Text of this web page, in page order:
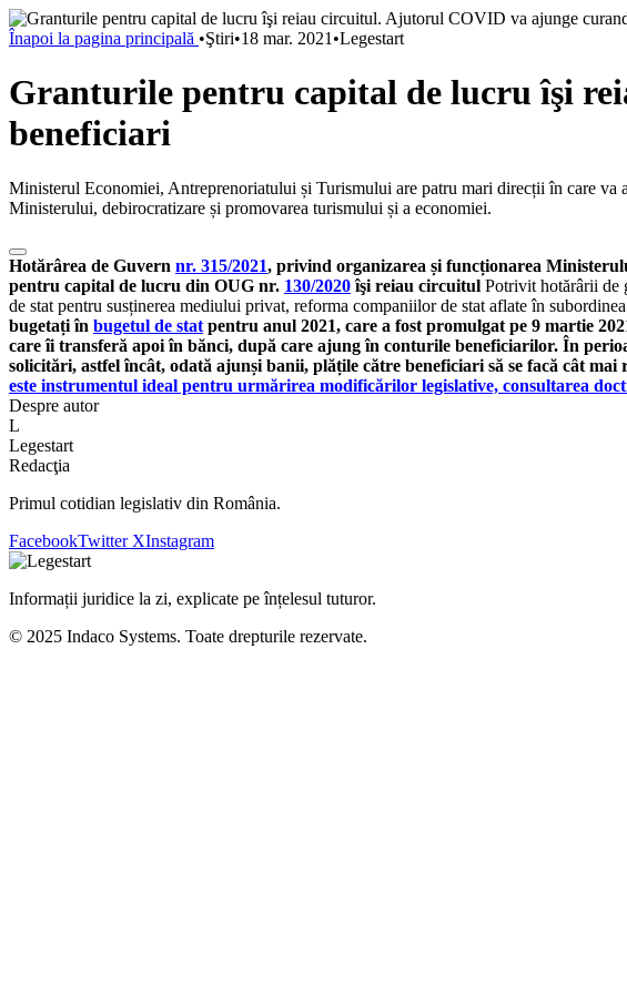
Înapoi la pagina principală •Ştiri•18 mar. 2021 •Legestart
Granturile pentru capital de lucru îşi
beneficiari
Ministerul Economiei, Antreprenoriatului și Turismului are patru mari direcții în care va
Ministerului, debirocratizare și promovarea turismului și a economiei.
Hotărârea de Guvern nr. 315/2021, privind organizarea și funcționarea
pentru capital de lucru din OUG nr. 130/2020îşi reiau circuitul Potrivit hotărârii de
de stat pentru susținerea mediului privat, reforma companiilor de stat aflate în
bugetați în bugetul de stat pentru anul 2021, care a fost promulgat pe 9 martie
care îi transferă apoi în bănci, după care ajung în conturile beneficiarilor. În
solicitări, astfel încât, odată ajunși banii, plățile către beneficiari să se facă cât mai
este instrumentul ideal pentru urmărirea modificărilor legislative, consultarea
Despre autor
L
Legestart
Redacţia
Primul cotidian legislativ din România.
FacebookTwitter XInstagram
Informații juridice la zi, explicate pe înțelesul tuturor.
© 2025 Indaco Systems. Toate drepturile rezervate.